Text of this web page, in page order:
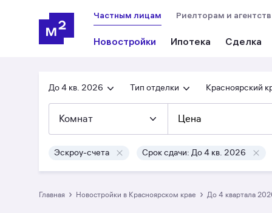
Частным лицам
Новостройки Ипотека Сделка
Риелторам и
До 4 кв. 2026 Тип отделки Красноярский
Комнат Цена
Эскроу-счета Срок сдачи: До 4 кв. 2026
Главная › Новостройки в Красноярском крае › до 4 квартала